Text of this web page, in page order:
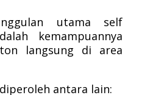
utama self
kemampuannya
langsung di area
antara lain: